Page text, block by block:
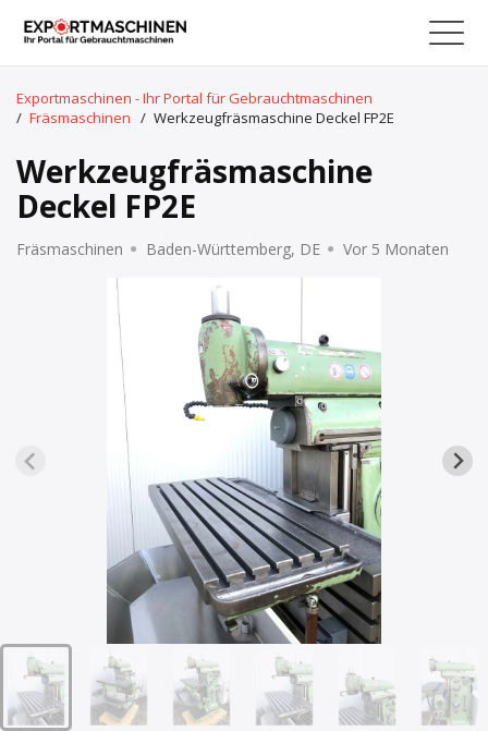
Exportmaschinen - Ihr Portal für Gebrauchtmaschinen
/ Fräsmaschinen / Werkzeugfräsmaschine Deckel FP2E
Werkzeugfräsmaschine
Deckel FP2E
Fräsmaschinen Baden-Württemberg, DE Vor 5 Monaten